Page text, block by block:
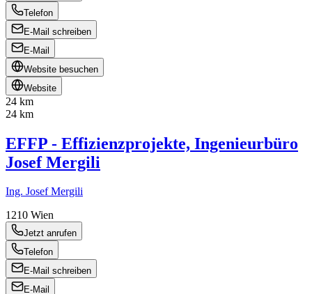
Telefon
E-Mail schreiben
E-Mail
Website besuchen
Website
24 km
24 km
EFFP - Effizienzprojekte, Ingenieurbüro
Josef Mergili
Ing. Josef Mergili
1210 Wien
Jetzt anrufen
Telefon
E-Mail schreiben
E-Mail